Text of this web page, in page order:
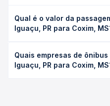
leva em média 20h 12min,
viação, o tipo de serviço
exata de cada opção na
Qual é o valor da
Iguaçu, PR para Coxim,
para Coxim, MS custa em
conforme a data da viagem,
Quais empresas de
Iguaçu, PR para Coxim,